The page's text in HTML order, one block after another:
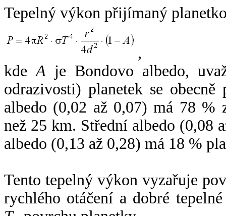
Tepelný výkon přijímaný
,
kdeA je Bondovo albedo,
odrazivosti) planetek se
albedo (0,02 až 0,07) má 78 %
než 25 km. Střední albedo (0,08
albedo (0,13 až 0,28) má 18 %
Tento tepelný výkon vyzařuje
rychlého otáčení a dobré